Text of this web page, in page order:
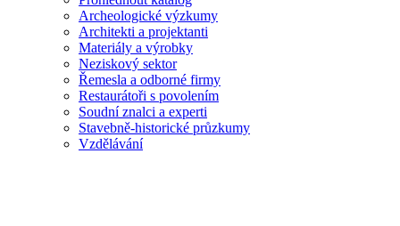
Archeologické výzkumy
Architekti a projektanti
Materiály a výrobky
Neziskový sektor
Řemesla a odborné firmy
Restaurátoři s povolením
Soudní znalci a experti
Stavebně-historické průzkumy
Vzdělávání